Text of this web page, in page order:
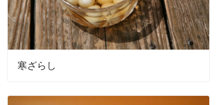
寒ざらし